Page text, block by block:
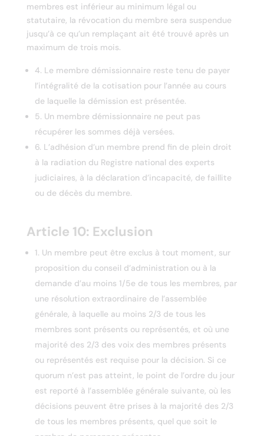
membres est inférieur au minimum légal ou
statutaire, la révocation du membre sera suspendue
jusqu’à ce qu’un remplaçant ait été trouvé après un
maximum de trois mois.
4. Le membre démissionnaire reste tenu de payer
l’intégralité de la cotisation pour l’année au cours
de laquelle la démission est présentée.
5. Un membre démissionnaire ne peut pas
récupérer les sommes déjà versées.
6. L’adhésion d’un membre prend fin de plein droit
à la radiation du Registre national des experts
judiciaires, à la déclaration d’incapacité, de faillite
ou de décès du membre.
Article 10: Exclusion
1. Un membre peut être exclus à tout moment, sur
proposition du conseil d’administration ou à la
demande d’au moins 1/5e de tous les membres, par
une résolution extraordinaire de l’assemblée
générale, à laquelle au moins 2/3 de tous les
membres sont présents ou représentés, et où une
majorité des 2/3 des voix des membres présents
ou représentés est requise pour la décision. Si ce
quorum n’est pas atteint, le point de l’ordre du jour
est reporté à l’assemblée générale suivante, où les
décisions peuvent être prises à la majorité des 2/3
de tous les membres présents, quel que soit le